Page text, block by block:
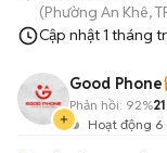
(Phường An Khê,
Cập nhật1 tháng
Good Phone
Hoạt động
Phản hồi: 92%